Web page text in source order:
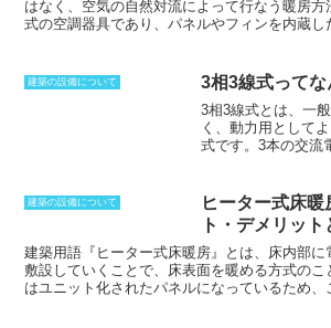
ので、複数ヵ所の水栓を同時に使用しても、
となく使用できるというメリットがあります。
はなく、空気の自然対流によって行なう暖房
式の空調器具であり、パネルやフィンを内蔵し
せん。熱をファンによって強制的に交換する物
と呼んでいます。ケーシングが取り付けられて
流を活用した暖房となるため、空気が乾燥する
焼させないため、空気を汚すことがなく、自然
できます。構造が単純なため安価で手に入りま
建築の設備について 3相3線式ってな
3相3線式とは、一
く、動力用として
式です。3本の交流
徴であり、帰りが
が必要な場合は、3
ないため、3相4線
す。3相3線式は、
やファンに使用さ
ベーターの動力用
建築の設備について
ヒーター式床暖
ト・デメリット
建築用語 『ヒーター式床暖房』
とは、床内部
敷設していくことで、床表面を暖める方式のこ
はユニット化されたパネルになっているため、